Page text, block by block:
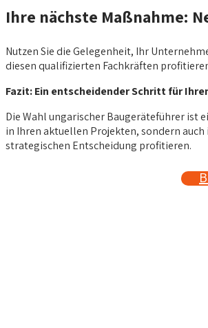
Ihre nächste Maßnahme:
Nutzen Sie die Gelegenheit, Ihr
diesen qualifizierten Fachkräften
Fazit: Ein entscheidender Schritt für
Die Wahl ungarischer Baugeräteführer ist
in Ihren aktuellen Projekten, sondern
strategischen Entscheidung profitieren.